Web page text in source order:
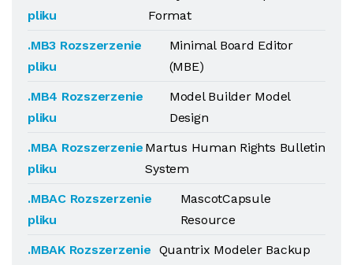
pliku
Format
.MB3 Rozszerzenie
pliku
Minimal Board Editor
(MBE)
.MB4 Rozszerzenie
pliku
Model Builder Model
Design
.MBA Rozszerzenie
pliku
Martus Human Rights Bulletin
System
.MBAC Rozszerzenie
pliku
MascotCapsule
Resource
.MBAK Rozszerzenie Quantrix Modeler Backup